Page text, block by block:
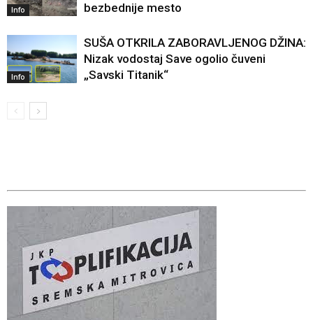
Info
bezbednije mesto
Info
SUŠA OTKRILA ZABORAVLJENOG DŽINA:
Nizak vodostaj Save ogolio čuveni
„Savski Titanik“